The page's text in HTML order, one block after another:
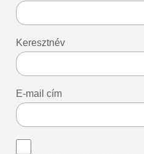
Keresztnév
E-mail cím